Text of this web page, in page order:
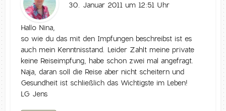
30. Januar 2011 um 12:51 Uhr
Hallo Nina,
so wie du das mit den Impfungen beschreibst ist es
auch mein Kenntnisstand. Leider Zahlt meine private
keine Reiseimpfung, habe schon zwei mal angefragt.
Naja, daran soll die Reise aber nicht scheitern und
Gesundheit ist schließlich das Wichtigste im Leben!
LG Jens